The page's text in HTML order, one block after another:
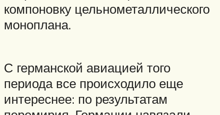
компоновку цельнометаллического
моноплана.
С германской авиацией того
периода все происходило еще
интереснее: по результатам